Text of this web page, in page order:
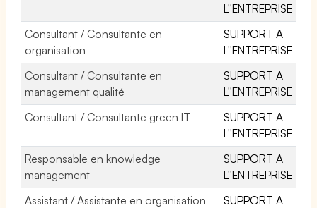
L''ENTREPRISE
Consultant / Consultante en
organisation
SUPPORT A
L''ENTREPRISE
Consultant / Consultante en
management qualité
SUPPORT A
L''ENTREPRISE
Consultant / Consultante green IT
SUPPORT A
L''ENTREPRISE
Responsable en knowledge
management
SUPPORT A
L''ENTREPRISE
Assistant / Assistante en organisation
SUPPORT A